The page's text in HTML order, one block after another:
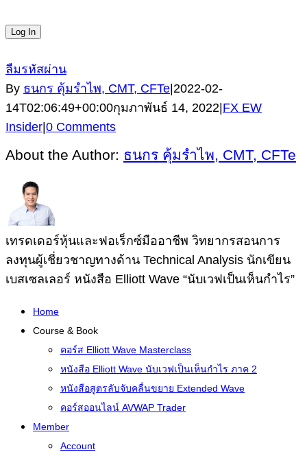
ลืมรหัสผ่าน
By ธนกร คุ้มรำไพ, CMT, CFTe|2022-02-
14T02:06:49+00:00กุมภาพันธ์ 14, 2022|FX EW
Insider|0 Comments
About the Author: ธนกร คุ้มรำไพ, CMT, CFTe
เทรดเดอร์หุ้นและฟอเร็กซ์มืออาชีพ วิทยากรสอนการ
ลงทุนผู้เชี่ยวชาญทางด้าน Technical Analysis นักเขียน
เบสเซลเลอร์ หนังสือ Elliott Wave “นับเวฟเป็นเห็นกำไร”
Home
Course & Book
คอร์ส Elliott Wave Masterclass
หนังสือ Elliott Wave นับเวฟเป็นเห็นกำไร ภาค 2
หนังสือสูตรลับจับคลื่นขยาย Extended Wave
คอร์สออนไลน์ AVWAP Trader
Member
Account